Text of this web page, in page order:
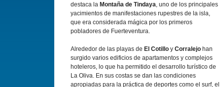
destaca la Montaña de Tindaya, uno de los principales
yacimientos de manifestaciones rupestres de la isla,
que era considerada mágica por los primeros
pobladores de Fuerteventura.
Alrededor de las playas de El Cotillo y Corralejo han
surgido varios edificios de apartamentos y complejos
hoteleros, lo que ha permitido el desarrollo turístico de
La Oliva. En sus costas se dan las condiciones
apropiadas para la práctica de deportes como el surf, el